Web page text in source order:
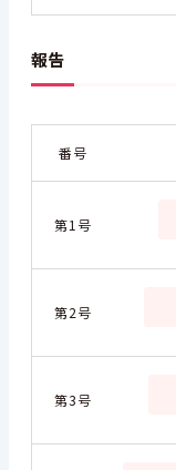
報告
番号
第1号
第2号
第3号